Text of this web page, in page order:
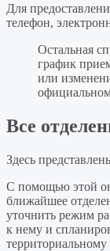
Для
телефон,
Остальная
график
или
Все
Здесь
С помощью этой
ближайшее
уточнить режим
к нему и
территориальному